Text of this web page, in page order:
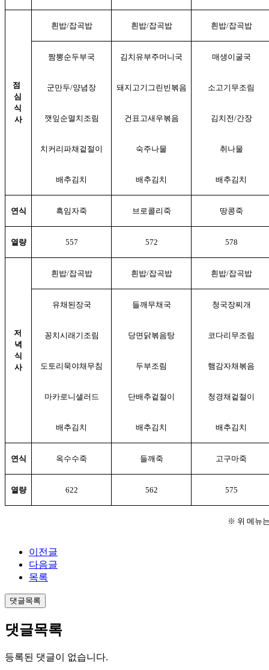
점
심
식
사
흰밥/잡곡밥 흰밥/잡곡밥 흰밥/잡곡밥
짬뽕순두부국 김치유부주머니국 매생이굴국
군만두/양념장 돼지고기그린빈볶음 소고기무조림
깻잎순멸치조림 건표고새우볶음 김치전/간장
치커리파채겉절이 숙주나물 취나물
배추김치 배추김치 배추김치
연식 흑임자죽 브로콜리죽 땅콩죽
열량 557 572 578
저
녁
식
사
흰밥/잡곡밥 흰밥/잡곡밥 흰밥/잡곡밥
유채된장국 들깨무채국 청국장찌개
꽁치시래기조림 당면닭볶음탕 코다리무조림
도토리묵야채무침 두부조림 햄감자채볶음
마카로니샐러드 단배추겉절이 청경채겉절이
배추김치 배추김치 배추김치
연식 옥수수죽 들깨죽 고구마죽
열량 622 562 575
※ 위 메뉴는
이전글
다음글
목록
댓글목록
댓글목록
등록된 댓글이 없습니다.